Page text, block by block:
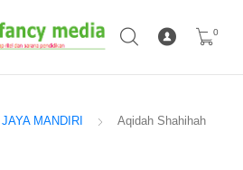
0
MANDIRI
Aqidah Shahihah